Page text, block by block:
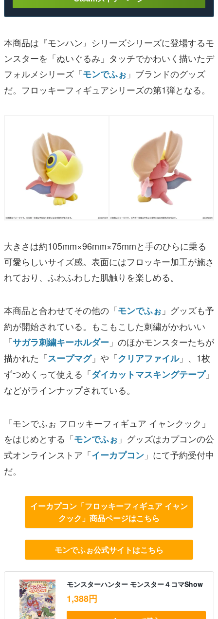
本商品は『モンハン』シリーズシリーズに登場するモ
ンスターを「ぬいぐるみ」タッチでかわいく描いたデ
フォルメシリーズ「モンでふぉ 」ブランドのグッズ
だ。フロッキーフィギュアシリーズの第1弾となる。
大きさは約105mm×96mm×75mmと手のひらに乗る
可愛らしいサイズ感。表面にはフロッキー加工が施さ
れており、ふわふわした肌触りを楽しめる。
本商品と合わせてその他の「モンでふぉ 」グッズも予
約が開始されている。もこもこした刺繍がかわいい
「サガラ刺繍キーホルダー 」のほかモンスターたちが
描かれた「スープマグ」や「クリアファイル」、1枚
ずつめくって使える「ダイカットマスキングテープ」
などがラインナップされている。
「モンでふぉ フロッキーフィギュア イャンクック」
をはじめとする「モンでふぉ 」グッズはカプコンの公
式オンラインストア「イーカプコン 」にて予約受付中
だ。
イーカプコン「フロッキーフィギュア イャン
クック」商品ページはこちら
モンでふぉ公式サイトはこちら
モンスターハンター モンスター４コマShow
1,388円